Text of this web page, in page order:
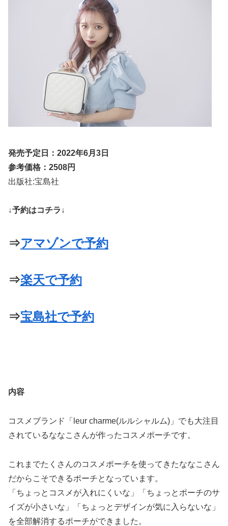
発売予定日：2022年6月3日
参考価格：2508円
出版社:‎宝島社
↓予約はコチラ↓
⇒アマゾンで予約
⇒楽天で予約
⇒宝島社で予約
内容
コスメブランド「leur charme(ルルシャルム)」でも大注目
されているななこさんが作ったコスメポーチです。
これまでたくさんのコスメポーチを使ってきたななこさん
だからこそできるポーチとなっています。
「ちょっとコスメが入れにくいな」「ちょっとポーチのサ
イズが小さいな」「ちょっとデザインが気に入らないな」
を全部解消するポーチができました。